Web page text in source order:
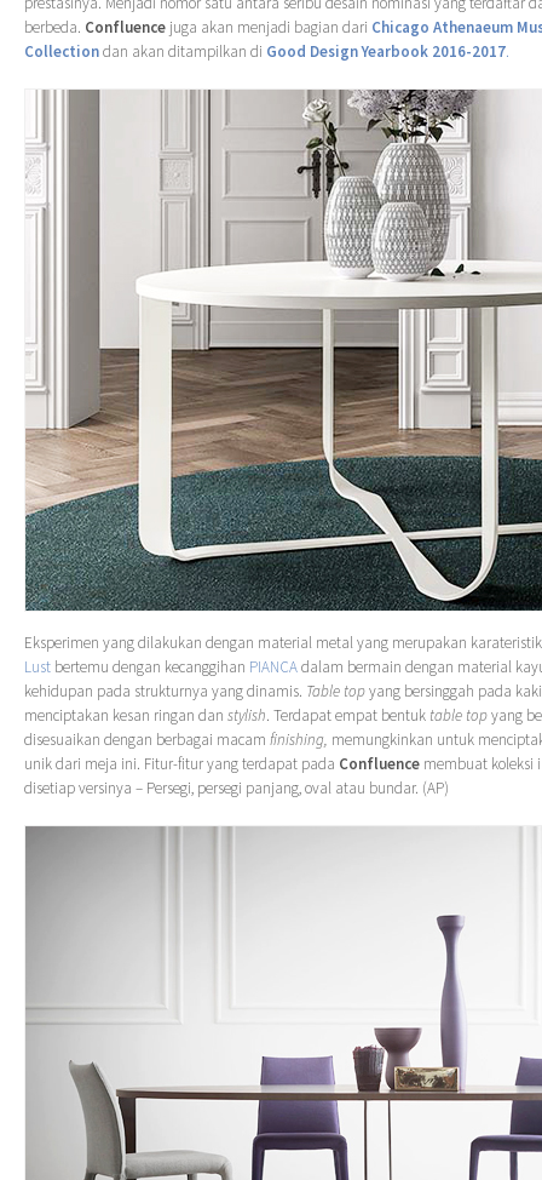
berbeda. Confluence juga akan menjadi bagian dari Chicago Athenaeum
Collectiondan akan ditampilkan di Good Design Yearbook 2016-2017.
Eksperimen yang dilakukan dengan material metal yang merupakan
Lust bertemu dengan kecanggihan PIANCAdalam bermain dengan material
kehidupan pada strukturnya yang dinamis. Table topyang bersinggah pada
menciptakan kesan ringan dan stylish. Terdapat empat bentuk table topyang
disesuaikan dengan berbagai macam finishing, memungkinkan untuk
unik dari meja ini. Fitur-fitur yang terdapat pada Confluence membuat koleksi
disetiap versinya – Persegi, persegi panjang, oval atau bundar. (AP)